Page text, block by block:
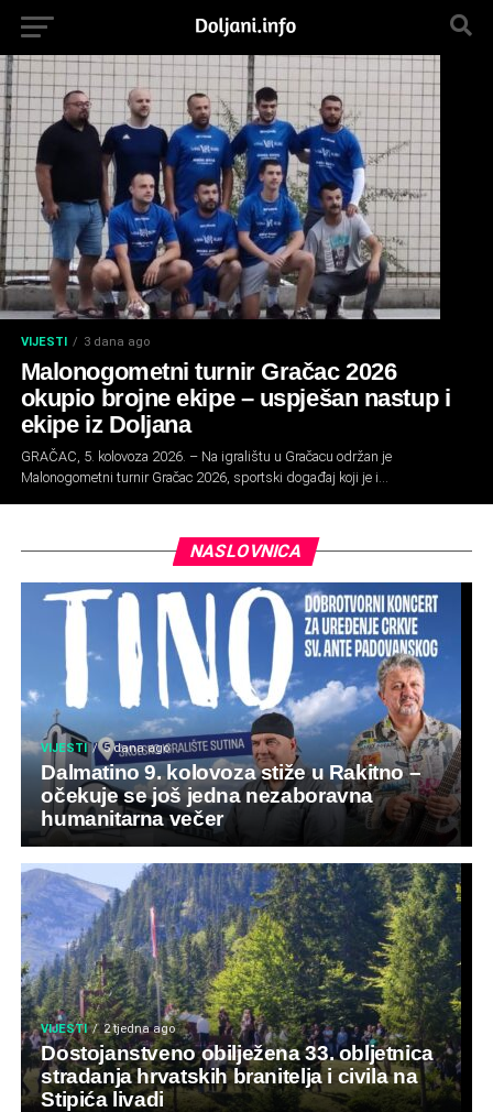
VIJESTI 3 dana ago
Malonogometni turnir Gračac 2026
okupio brojne ekipe – uspješan nastup i
ekipe iz Doljana
GRAČAC, 5. kolovoza 2026. – Na igralištu u Gračacu održan je
Malonogometni turnir Gračac 2026, sportski događaj koji je i...
NASLOVNICA
VIJESTI 5 dana ago
Dalmatino 9. kolovoza stiže u Rakitno –
očekuje se još jedna nezaboravna
humanitarna večer
VIJESTI 2 tjedna ago
Dostojanstveno obilježena 33. obljetnica
stradanja hrvatskih branitelja i civila na
Stipića livadi